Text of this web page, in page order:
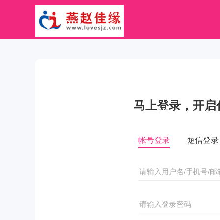
马上登录，开
帐号登录 短信登录